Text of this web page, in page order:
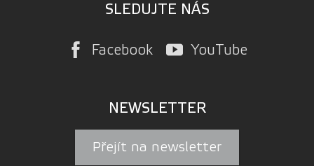
SLEDUJTE NÁS
Facebook YouTube
NEWSLETTER
Přejít na newsletter